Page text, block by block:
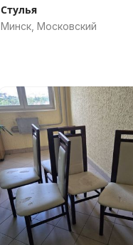
Стулья
Минск, Московский